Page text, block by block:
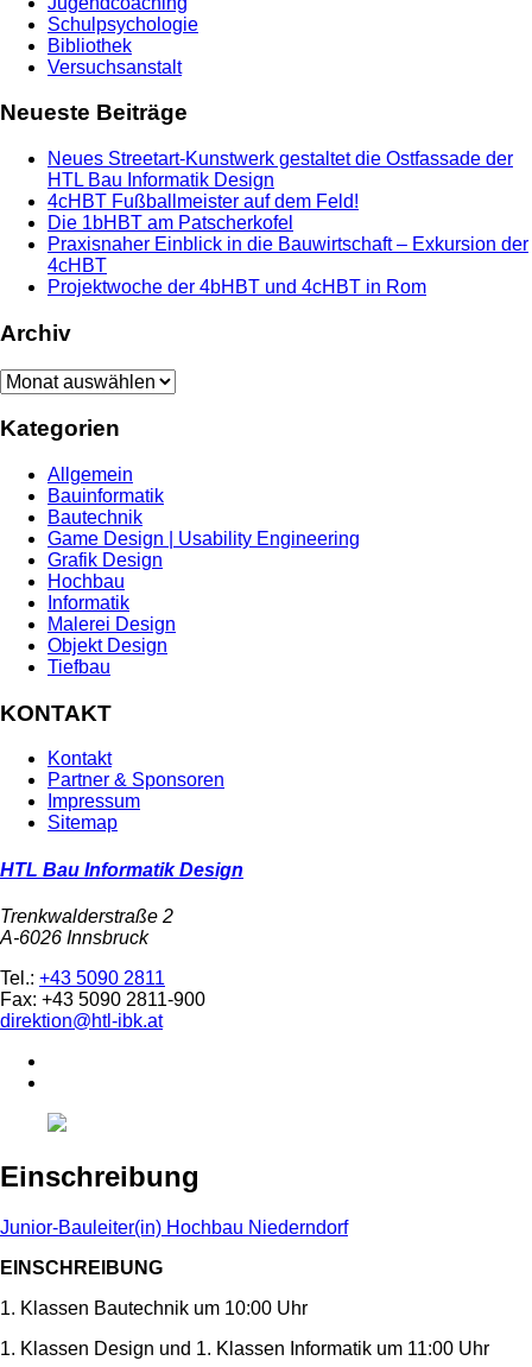
Schulpsychologie
Bibliothek
Versuchsanstalt
Neueste Beiträge
Neues Streetart-Kunstwerk gestaltet die Ostfassade der
HTL Bau Informatik Design
4cHBT Fußballmeister auf dem Feld!
Die 1bHBT am Patscherkofel
Praxisnaher Einblick in die Bauwirtschaft – Exkursion der
4cHBT
Projektwoche der 4bHBT und 4cHBT in Rom
Archiv
Archiv
Kategorien
Allgemein
Bauinformatik
Bautechnik
Game Design | Usability Engineering
Grafik Design
Hochbau
Informatik
Malerei Design
Objekt Design
Tiefbau
KONTAKT
Kontakt
Partner & Sponsoren
Impressum
Sitemap
HTL Bau Informatik Design
Trenkwalderstraße 2
A-6026 Innsbruck
Tel.: +43 5090 2811
Fax: +43 5090 2811-900
direktion@htl-ibk.at
Einschreibung
Junior-Bauleiter(in) Hochbau Niederndorf
EINSCHREIBUNG
1. Klassen Bautechnik um 10:00 Uhr
1. Klassen Design und 1. Klassen Informatik um 11:00 Uhr